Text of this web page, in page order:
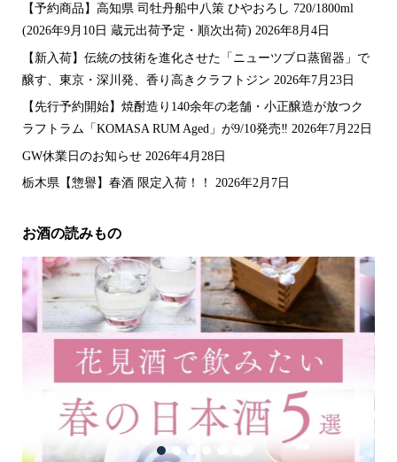
【予約商品】高知県 司牡丹船中八策 ひやおろし 720/1800ml
(2026年9月10日 蔵元出荷予定・順次出荷) 2026年8月4日
【新入荷】伝統の技術を進化させた「ニューツブロ蒸留器」で
醸す、東京・深川発、香り高きクラフトジン 2026年7月23日
【先行予約開始】焼酎造り140余年の老舗・小正醸造が放つク
ラフトラム「KOMASA RUM Aged」が9/10発売‼️ 2026年7月22日
GW休業日のお知らせ 2026年4月28日
栃木県【惣譽】春酒 限定入荷！！ 2026年2月7日
お酒の読みもの
1 2 3